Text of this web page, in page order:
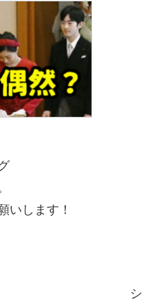
いします！